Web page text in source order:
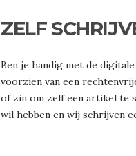
ZELF
Ben je handig met de
voorzien van een
of zin om zelf een artikel te
wil hebben en wij schrijven